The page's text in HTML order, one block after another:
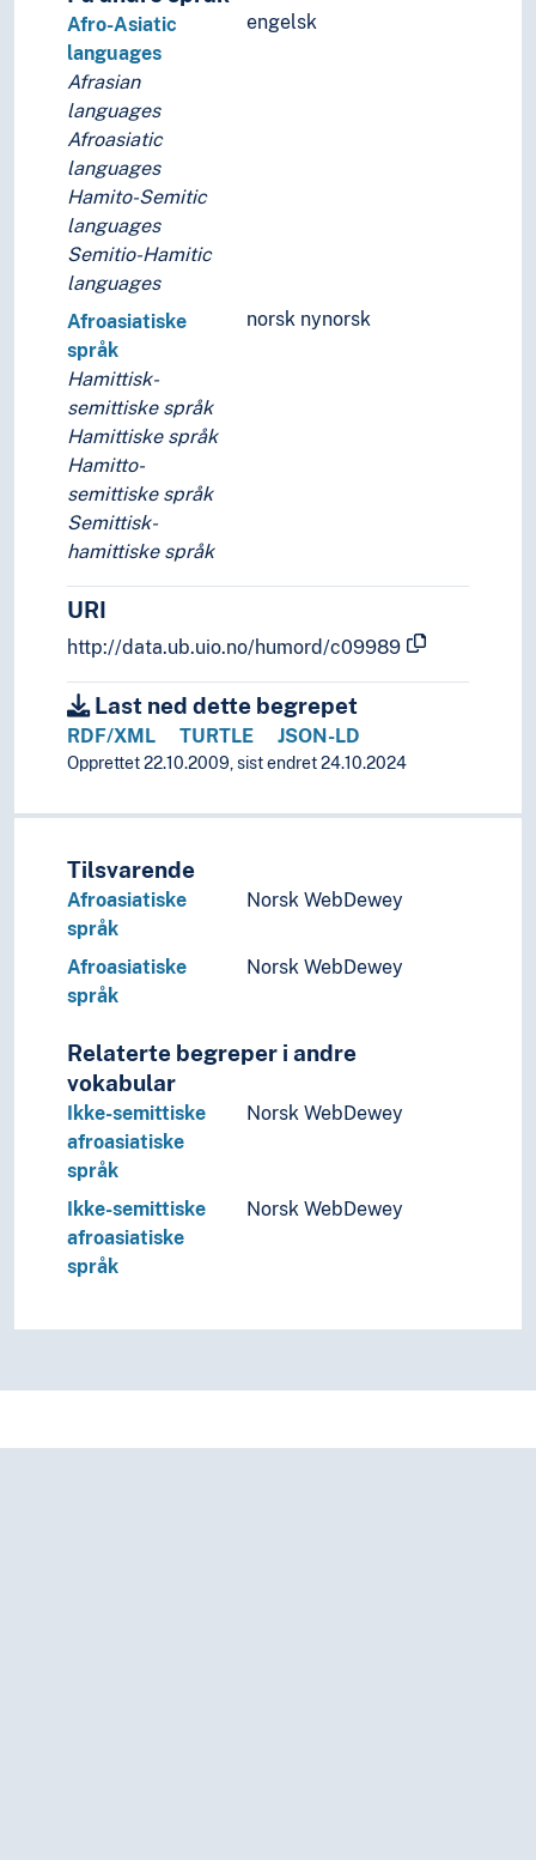
engelsk
Afro-Asiatic
languages
Afrasian
languages
Afroasiatic
languages
Hamito-Semitic
languages
Semitio-Hamitic
languages
norsk nynorsk
Afroasiatiske
språk
Hamittisk-
semittiske språk
Hamittiske språk
Hamitto-
semittiske språk
Semittisk-
hamittiske språk
URI
http://data.ub.uio.no/humord/c09989
Last ned dette begrepet
RDF/XML TURTLE JSON-LD
Opprettet 22.10.2009, sist endret 24.10.2024
Tilsvarende
Afroasiatiske
språk
Norsk WebDewey
Afroasiatiske
språk
Norsk WebDewey
Relaterte begreper i andre
vokabular
Ikke-semittiske
afroasiatiske
språk
Norsk WebDewey
Ikke-semittiske
afroasiatiske
språk
Norsk WebDewey